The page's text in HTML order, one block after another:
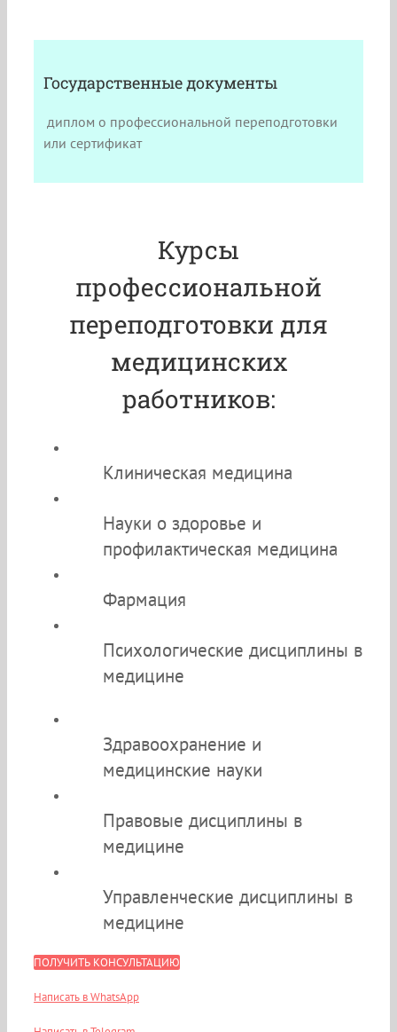
Государственные документы
диплом о профессиональной переподготовки
или сертификат
Курсы
профессиональной
переподготовки для
медицинских
работников:
Клиническая медицина
Науки о здоровье и
профилактическая медицина
Фармация
Психологические дисциплины в
медицине
Здравоохранение и
медицинские науки
Правовые дисциплины в
медицине
Управленческие дисциплины в
медицине
ПОЛУЧИТЬ КОНСУЛЬТАЦИЮ
Написать в WhatsApp